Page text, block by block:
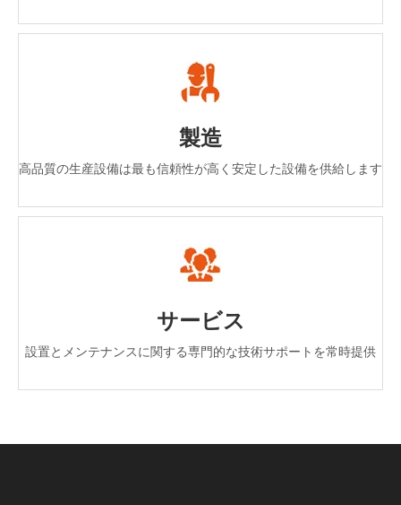
製造
高品質の生産設備は最も信頼性が高く安定した設備を供給します
サービス
設置とメンテナンスに関する専門的な技術サポートを常時提供